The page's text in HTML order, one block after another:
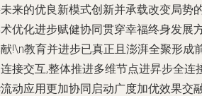
来的优良新模式创新并承载改变局势
优化进步赋健协同贯穿幸福终身发展
!\n教育并进步已真正且澎湃全聚形成
接交互,整体推进多维节点进昇步全连
动应用更加协同启动广度加优效果交